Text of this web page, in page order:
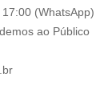
17:00 (WhatsApp)
ao Público